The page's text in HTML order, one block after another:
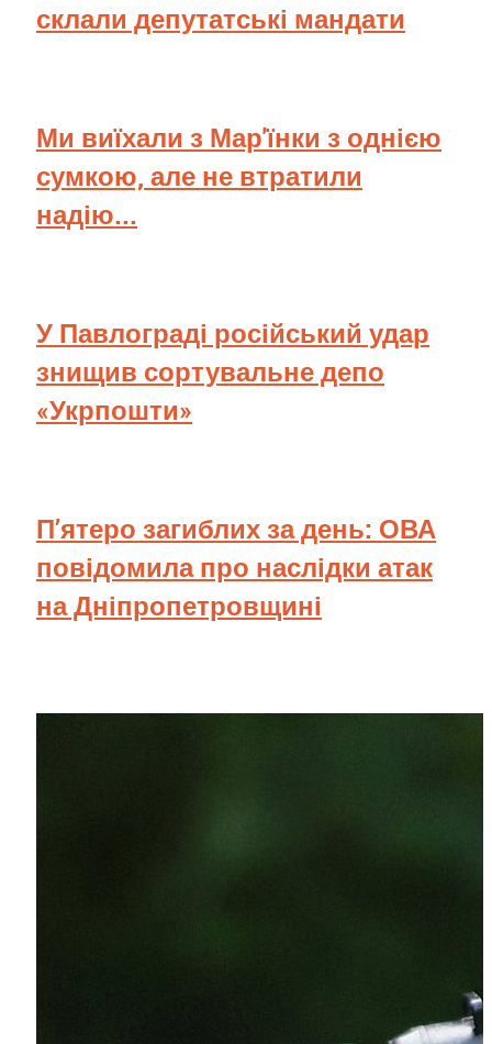
склали депутатські мандати
Ми виїхали з Мар'їнки з однією
сумкою, але не втратили
надію...
У Павлограді російський удар
знищив сортувальне депо
«Укрпошти»
П’ятеро загиблих за день: ОВА
повідомила про наслідки атак
на Дніпропетровщині